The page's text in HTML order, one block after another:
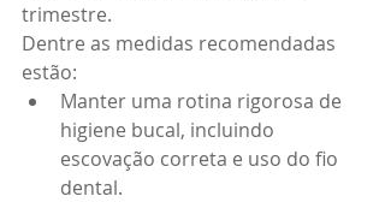
trimestre.
Dentre as medidas recomendadas
estão:
Manter uma rotina rigorosa de
higiene bucal, incluindo
escovação correta e uso do fio
dental.